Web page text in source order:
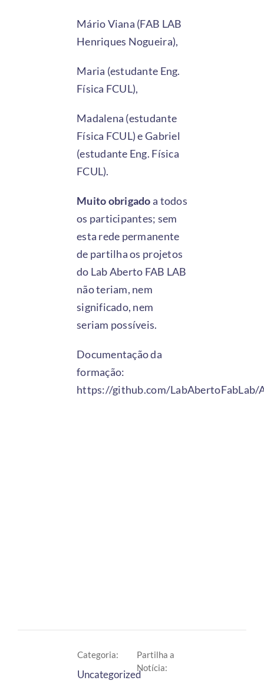
Mário Viana (FAB LAB
Henriques Nogueira),
Maria (estudante Eng.
Física FCUL),
Madalena (estudante
Física FCUL) e Gabriel
(estudante Eng. Física
FCUL).
Muito obrigadoa todos
os participantes; sem
esta rede permanente
de partilha os projetos
do Lab Aberto FAB LAB
não teriam, nem
significado, nem
seriam possíveis.
Documentação da
formação:
https://github.com/LabAbertoFabLab/
Categoria:
Uncategorized
Partilha a
Notícia: